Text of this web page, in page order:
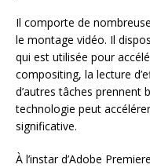
Il comporte de
le montage vidéo. Il
qui est utilisée pour
compositing, la lecture
d’autres tâches prennent
technologie peut
significative.
À l’instar d’Adobe